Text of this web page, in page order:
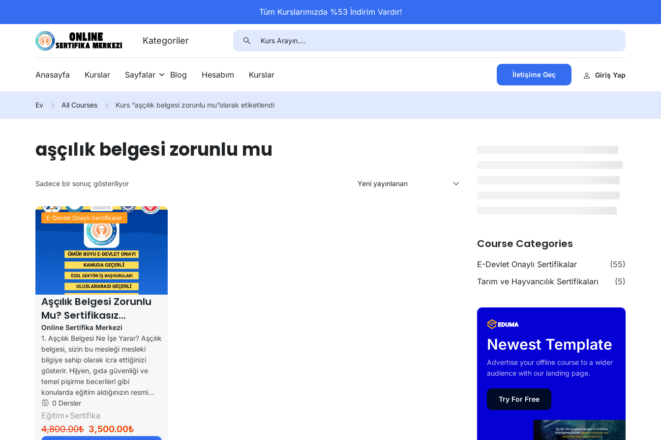
Tüm Kurslarımızda %53 İndirim Vardır!
Kategoriler
Anasayfa Kurslar Sayfalar Blog Hesabım Kurslar İletişime Geç Giriş Yap
Ev All Courses Kurs “aşçılık belgesi zorunlu mu”olarak etiketlendi
aşçılık belgesi zorunlu mu
Sadece bir sonuç gösteriliyor
E-Devlet Onaylı Sertifikalar
Aşçılık Belgesi Zorunlu
Mu? Sertifikasız
Çalışmak Yasak Mı?
(2025 Güncel Mevzuat)
Online Sertifika Merkezi
1. Aşçılık Belgesi Ne İşe Yarar? Aşçılık
belgesi, sizin bu mesleği mesleki
bilgiye sahip olarak icra ettiğinizi
gösterir. Hijyen, gıda güvenliği ve
temel pişirme becerileri gibi
konularda eğitim aldığınızın resmi...
0 Dersler
Eğitim+Sertifika
4,800.00₺ 3,500.00₺
Course Categories
E-Devlet Onaylı Sertifikalar
(55)
Tarım ve Hayvancılık Sertifikaları
(5)
Newest Template
Advertise your offline course to a wider
audience with our landing page.
Try For Free